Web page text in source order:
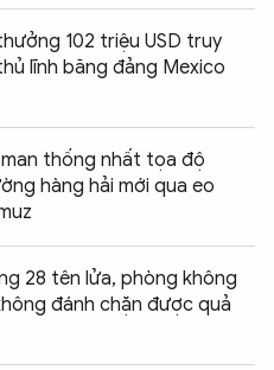
102 triệu USD truy
lĩnh băng đảng Mexico
thống nhất tọa độ
hàng hải mới qua eo
28 tên lửa, phòng không
đánh chặn được quả